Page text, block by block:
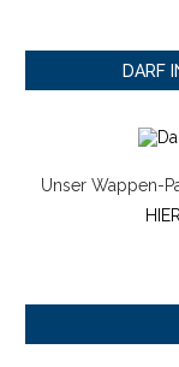
DARF
Unser Wappen-